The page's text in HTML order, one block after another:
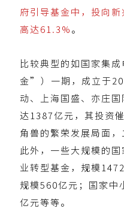
府引导基金中，投向
高达61.3% 。
比较典型的如国家集
金”）一期，成立于
动、上海国盛、亦庄
达1387亿元，其投资
角兽的繁荣发展局面
此外，一些大规模的
业转型基金，规模
规模560亿元；国家中
亿元等等。